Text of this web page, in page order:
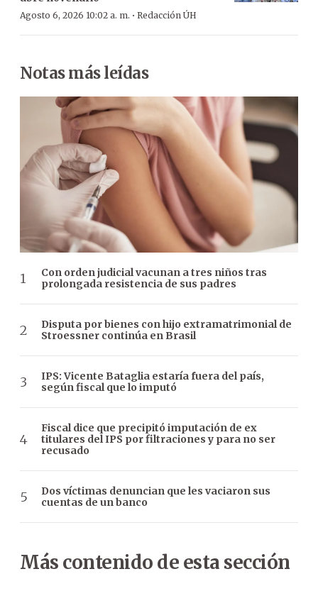
Agosto 6, 2026 10:02 a. m. · Redacción ÚH
Notas más leídas
Con orden judicial vacunan a tres niños tras
prolongada resistencia de sus padres
Disputa por bienes con hijo extramatrimonial de
Stroessner continúa en Brasil
IPS: Vicente Bataglia estaría fuera del país,
según fiscal que lo imputó
Fiscal dice que precipitó imputación de ex
titulares del IPS por filtraciones y para no ser
recusado
Dos víctimas denuncian que les vaciaron sus
cuentas de un banco
Más contenido de esta sección